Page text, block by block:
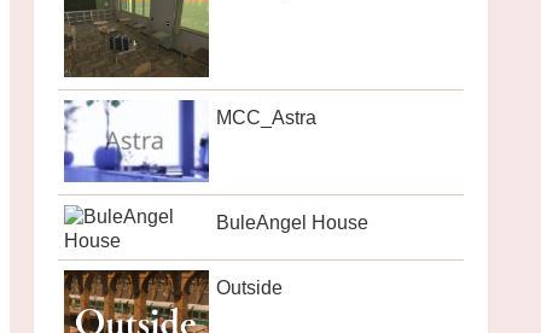
MCC_Astra
BuleAngel House
Outside